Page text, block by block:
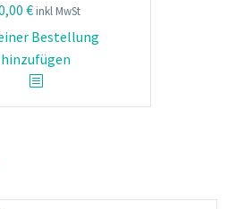
€ inkl MwSt
Bestellung
hinzufügen